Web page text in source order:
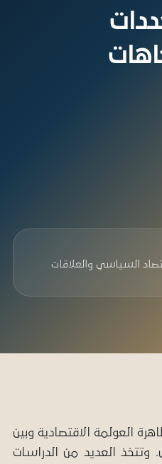
السياسي والعلاقات
العولمة الاقتصادية وبين
وتتخذ العديد من الدراسات